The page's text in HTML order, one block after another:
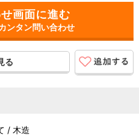
ンタン問い合わせ
る
/ 木造